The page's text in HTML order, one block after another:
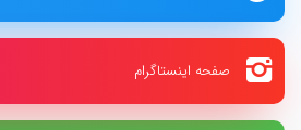
صفحه اینستاگرام